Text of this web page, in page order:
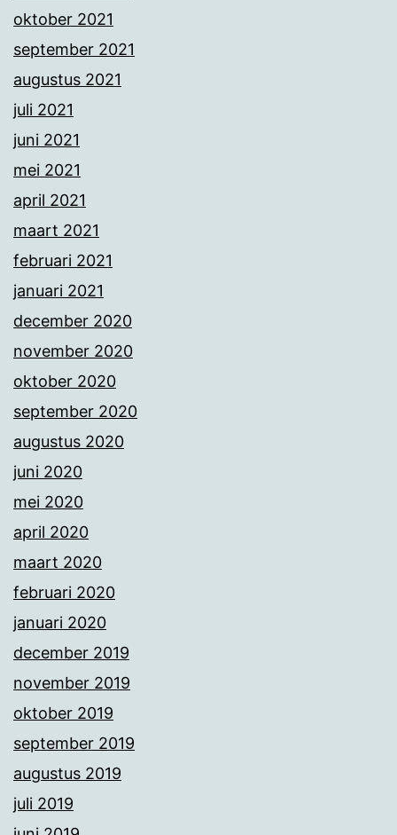
oktober 2021
september 2021
augustus 2021
juli 2021
juni 2021
mei 2021
april 2021
maart 2021
februari 2021
januari 2021
december 2020
november 2020
oktober 2020
september 2020
augustus 2020
juni 2020
mei 2020
april 2020
maart 2020
februari 2020
januari 2020
december 2019
november 2019
oktober 2019
september 2019
augustus 2019
juli 2019